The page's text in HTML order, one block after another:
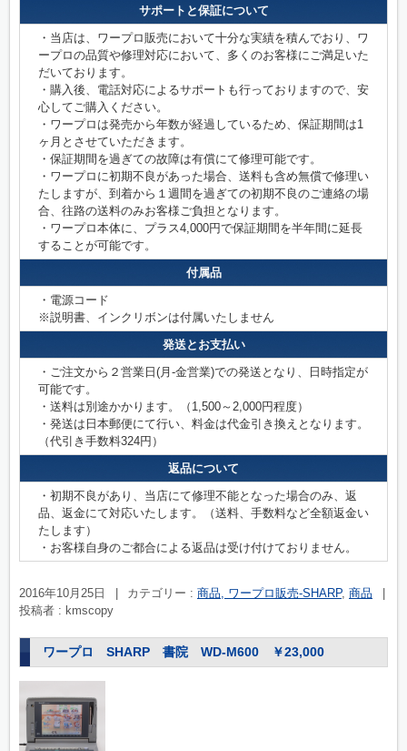
サポートと保証について
・当店は、ワープロ販売において十分な実績を積んでおり、ワ
ープロの品質や修理対応において、多くのお客様にご満足いた
だいております。
・購入後、電話対応によるサポートも行っておりますので、安
心してご購入ください。
・ワープロは発売から年数が経過しているため、保証期間は1
ヶ月とさせていただきます。
・保証期間を過ぎての故障は有償にて修理可能です。
・ワープロに初期不良があった場合、送料も含め無償で修理い
たしますが、到着から１週間を過ぎての初期不良のご連絡の場
合、往路の送料のみお客様ご負担となります。
・ワープロ本体に、プラス4,000円で保証期間を半年間に延長
することが可能です。
付属品
・電源コード
※説明書、インクリボンは付属いたしません
発送とお支払い
・ご注文から２営業日(月-金営業)での発送となり、日時指定が
可能です。
・送料は別途かかります。（1,500～2,000円程度）
・発送は日本郵便にて行い、料金は代金引き換えとなります。
（代引き手数料324円）
返品について
・初期不良があり、当店にて修理不能となった場合のみ、返
品、返金にて対応いたします。（送料、手数料など全額返金い
たします）
・お客様自身のご都合による返品は受け付けておりません。
2016年10月25日 カテゴリー : 商品, ワープロ販売-SHARP, 商品
投稿者 : kmscopy
ワープロ SHARP 書院 WD-M600 ￥23,000